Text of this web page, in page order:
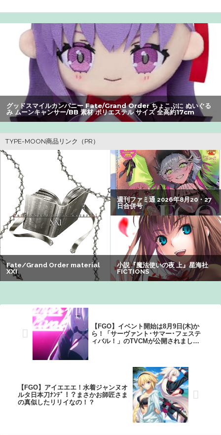
【爆笑】最近のオスガキ、名前がダサすぎるｗｗｗｗ ：
26/08/05のニュース
【画像】漫画家・桂正和、最新のパンツ＆お尻のイラスト
投稿にネット衝撃「この質感の出し方」「実写かと思いま
【画像】美人すぎる女医、ガチで見つかる。めちゃくちゃ
いいべｗｗｗｗ ：26/08/04のニュース
みいちゃん、セコカンになる
【朗報】アマガミの棚町薫さん、最新絵でめっちゃ可愛く
なる：26/08/03のニュース
ホリエモン「面接でさ、納豆パックの薄いフィルムって何
のために入っていの？って聞くわけ」
【悲報】Z世代の身長低下の理由、ついに判明かｗｗｗｗ：
26/08/02のニュース
【画像】山ガールさん、山でラーメンを食べたらおじさん
に怒られるｗｗｗ
【悲報】Z世代「求刑7年のジャンポケ斎藤は口封じに被害
【悲報】有名漫画家「体重の減少が止まりません」→ファ
ンから心配の声：26/08/07のニュース
グッドスマイルカンパニー Fate/Grand Order ちょこぷに ぬいぐる
み ムーンキャンサー/BB 素材 ポリエステル サイズ 全高約17cm
【FGO】イベント開始は8月9日(木)か
ら！「サーヴァント･サマー･フェステ
ィバル！」のTVCMが公開されまし
【FGO】アイエエエ！水着ジャンヌオ
ルタ日本刀ﾅﾝﾃﾞ！？まさかお師匠さま
の真似したリリイなの！？